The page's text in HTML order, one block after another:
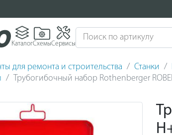
КаталогСхемыСервисы
для ремонта и строительства Станки
Трубогибочный набор Rothenberger